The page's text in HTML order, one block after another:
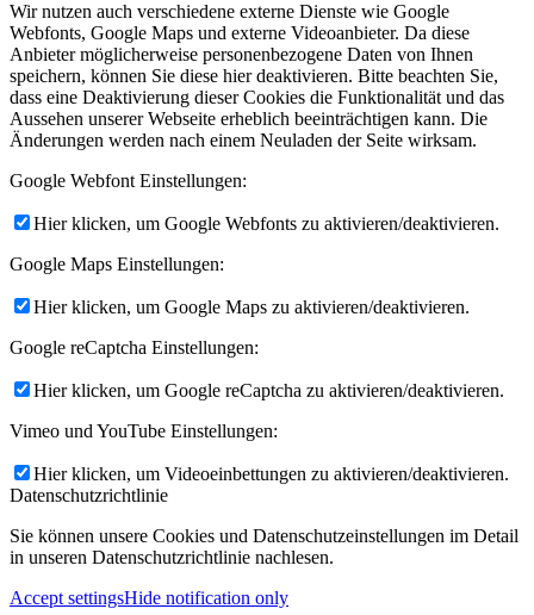
Wir nutzen auch verschiedene externe Dienste wie Google
Webfonts, Google Maps und externe Videoanbieter. Da diese
Anbieter möglicherweise personenbezogene Daten von Ihnen
speichern, können Sie diese hier deaktivieren. Bitte beachten Sie,
dass eine Deaktivierung dieser Cookies die Funktionalität und das
Aussehen unserer Webseite erheblich beeinträchtigen kann. Die
Änderungen werden nach einem Neuladen der Seite wirksam.
Google Webfont Einstellungen:
Hier klicken, um Google Webfonts zu aktivieren/deaktivieren.
Google Maps Einstellungen:
Hier klicken, um Google Maps zu aktivieren/deaktivieren.
Google reCaptcha Einstellungen:
Hier klicken, um Google reCaptcha zu aktivieren/deaktivieren.
Vimeo und YouTube Einstellungen:
Hier klicken, um Videoeinbettungen zu aktivieren/deaktivieren.
Datenschutzrichtlinie
Sie können unsere Cookies und Datenschutzeinstellungen im Detail
in unseren Datenschutzrichtlinie nachlesen.
Accept settingsHide notification only